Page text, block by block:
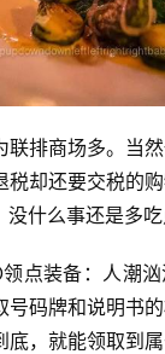
联排商场多。当
税却还要交税的
什么事还是多吃
点装备：人潮
号码牌和说明书
底，就能领取到